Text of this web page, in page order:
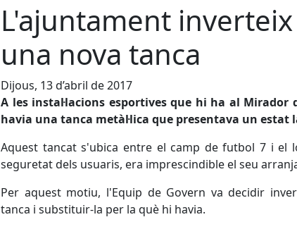
L'ajuntament
una nova tanca
Dijous, 13 d’abril de 2017
A les instal·lacions esportives que hi ha al Mirador
havia una tanca metàl·lica que presentava un estat
Aquest tancat s'ubica entre el camp de futbol 7 i el
seguretat dels usuaris, era imprescindible el seu
Per aquest motiu, l'Equip de Govern va decidir
tanca i substituir-la per la què hi havia.